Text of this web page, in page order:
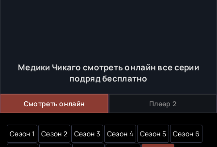
Медики Чикаго смотреть онлайн все серии
подряд бесплатно
Смотреть онлайн Плеер 2
Сезон 1 Сезон 2 Сезон 3 Сезон 4 Сезон 5 Сезон 6